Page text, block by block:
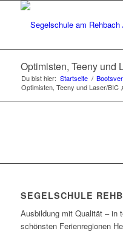
Optimisten, Teeny und
Du bist hier: Startseite /
Optimisten, Teeny und Laser/BIC
SEGELSCHULE
Ausbildung mit Qualität – in
schönsten Ferienregionen